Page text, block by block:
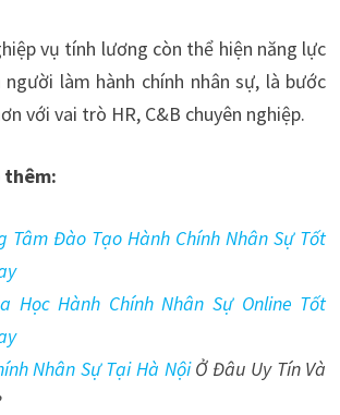
vụ tính lương còn thể hiện năng lực
người làm hành chính nhân sự, là bước
với vai trò HR, C&B chuyên nghiệp.
thêm:
Tâm Đào Tạo Hành Chính Nhân Sự Tốt
Học Hành Chính Nhân Sự Online Tốt
Nhân Sự Tại Hà NộiỞ Đâu Uy Tín Và